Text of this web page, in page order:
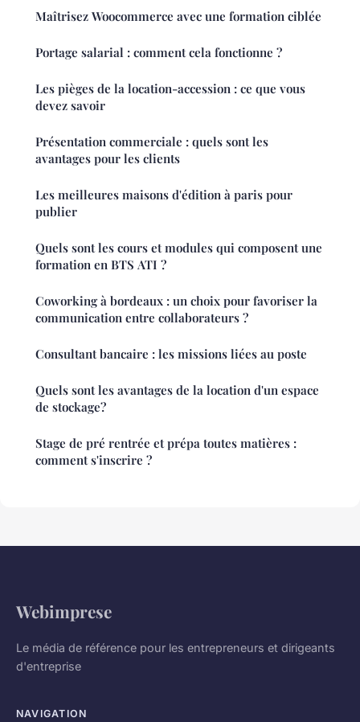
Maîtrisez Woocommerce avec une formation ciblée
Portage salarial : comment cela fonctionne ?
Les pièges de la location-accession : ce que vous
devez savoir
Présentation commerciale : quels sont les
avantages pour les clients
Les meilleures maisons d'édition à paris pour
publier
Quels sont les cours et modules qui composent une
formation en BTS ATI ?
Coworking à bordeaux : un choix pour favoriser la
communication entre collaborateurs ?
Consultant bancaire : les missions liées au poste
Quels sont les avantages de la location d'un espace
de stockage?
Stage de pré rentrée et prépa toutes matières :
comment s'inscrire ?
Webimprese
Le média de référence pour les entrepreneurs et dirigeants
d'entreprise
NAVIGATION